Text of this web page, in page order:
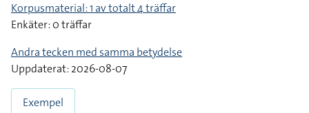
Korpusmaterial: 1 av totalt 4 träffar
Enkäter: 0 träffar
Andra tecken med samma betydelse
Uppdaterat: 2026-08-07
Exempel